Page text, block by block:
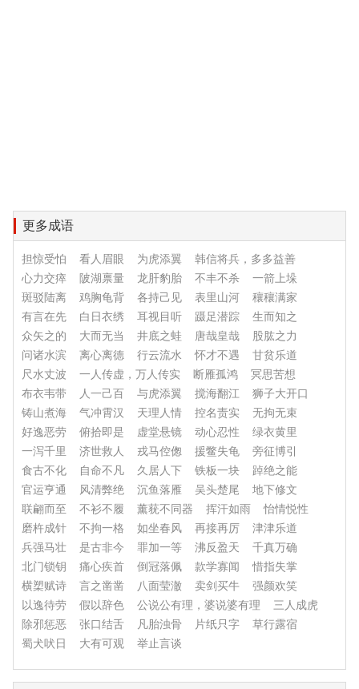
更多成语
担惊受怕 看人眉眼 为虎添翼
韩信将兵，多多益善
心力交瘁
陂湖禀量 龙肝豹胎 不丰不杀
一箭上垛
斑驳陆离
鸡胸龟背 各持己见 表里山河
穰穰满家
有言在先
白日衣绣 耳视目听 蹑足潜踪
生而知之
众矢之的
大而无当 井底之蛙 唐哉皇哉
股肱之力
问诸水滨
离心离德 行云流水 怀才不遇
甘贫乐道
尺水丈波
一人传虚，万人传实 断雁孤鸿
冥思苦想
布衣韦带
人一己百 与虎添翼 搅海翻江
狮子大开口
铸山煮海
气冲霄汉 天理人情 控名责实
无拘无束
好逸恶劳
俯拾即是 虚堂悬镜 动心忍性
绿衣黄里
一泻千里
济世救人 戎马倥偬 援鳖失龟
旁征博引
食古不化
自命不凡 久居人下 铁板一块
踔绝之能
官运亨通
风清弊绝 沉鱼落雁 吴头楚尾
地下修文
联翩而至
不衫不履 薰莸不同器 挥汗如雨
怡情悦性
磨杵成针
不拘一格 如坐春风 再接再厉
津津乐道
兵强马壮
是古非今 罪加一等 沸反盈天
千真万确
北门锁钥
痛心疾首 倒冠落佩 款学寡闻
惜指失掌
横槊赋诗
言之凿凿 八面莹澈 卖剑买牛
强颜欢笑
以逸待劳
假以辞色 公说公有理，婆说婆有理
三人成虎
除邪惩恶
张口结舌 凡胎浊骨 片纸只字
草行露宿
蜀犬吠日
大有可观 举止言谈